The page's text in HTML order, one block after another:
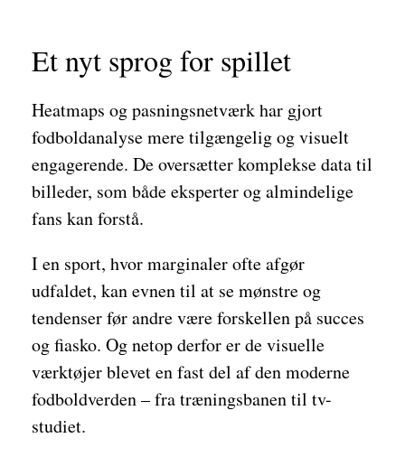
Et nyt sprog for spillet
Heatmaps og pasningsnetværk har gjort
fodboldanalyse mere tilgængelig og visuelt
engagerende. De oversætter komplekse data til
billeder, som både eksperter og almindelige
fans kan forstå.
I en sport, hvor marginaler ofte afgør
udfaldet, kan evnen til at se mønstre og
tendenser før andre være forskellen på succes
og fiasko. Og netop derfor er de visuelle
værktøjer blevet en fast del af den moderne
fodboldverden – fra træningsbanen til tv-
studiet.